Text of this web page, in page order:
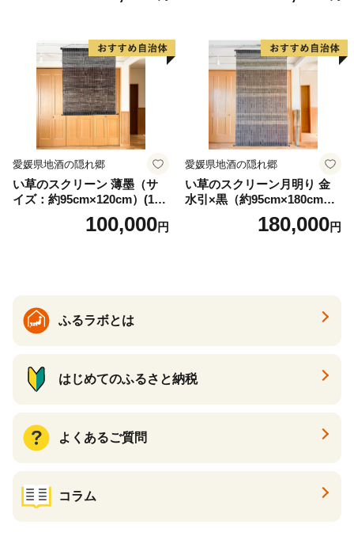
グッズ 愛知県 小牧市 お取り
寄せ 送料無料
愛媛県地酒の隠れ郷
い草のスクリーン 薄墨（サ
イズ：約95cm×120cm）(14
100,000円
愛媛県地酒の隠れ郷
い草のスクリーン月明り 金
水引×黒（約95cm×180cm）
180,000円
ふるラボとは
はじめてのふるさと納税
よくあるご質問
コラム